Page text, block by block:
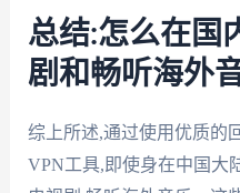
总结:怎么在国
剧和畅听海外
综上所述,通过使用优质的
VPN工具,即使身在中国大